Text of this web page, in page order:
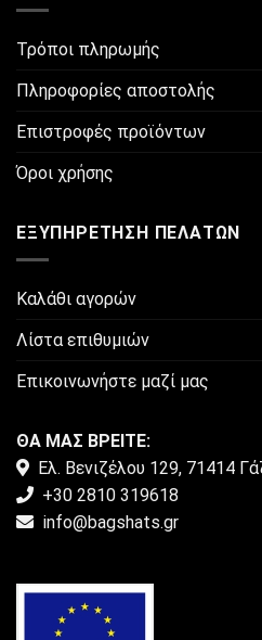
Τρόποι πληρωμής
Πληροφορίες αποστολής
Επιστροφές προϊόντων
Όροι χρήσης
ΕΞΥΠΗΡΈΤΗΣΗ ΠΕΛΑΤΏΝ
Καλάθι αγορών
Λίστα επιθυμιών
Επικοινωνήστε μαζί μας
ΘΑ ΜΑΣ ΒΡΕΙΤΕ:
Ελ. Βενιζέλου 129, 71414
+30 2810 319618
info@bagshats.gr